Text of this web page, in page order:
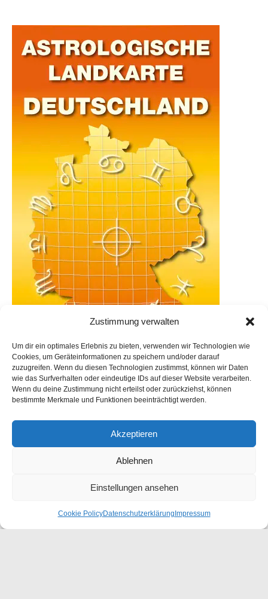
Zustimmung verwalten
Um dir ein optimales Erlebnis zu bieten, verwenden wir Technologien wie
Cookies, um Geräteinformationen zu speichern und/oder darauf
zuzugreifen. Wenn du diesen Technologien zustimmst, können wir Daten
wie das Surfverhalten oder eindeutige IDs auf dieser Website verarbeiten.
Wenn du deine Zustimmung nicht erteilst oder zurückziehst, können
bestimmte Merkmale und Funktionen beeinträchtigt werden.
Akzeptieren
Ablehnen
Einstellungen ansehen
Cookie PolicyDatenschutzerklärung Impressum
income, work, business, contacts, holiday, studies.